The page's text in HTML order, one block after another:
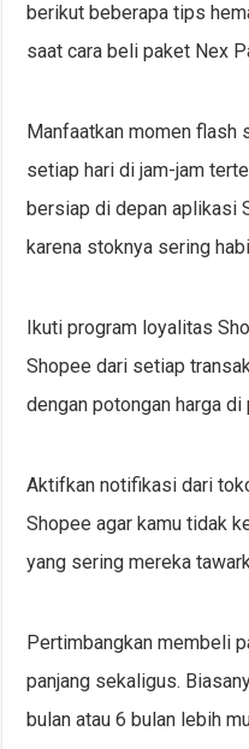
berikut beberapa tips
saat cara beli paket Nex
Manfaatkan momen flash
setiap hari di jam-jam
bersiap di depan aplikasi
karena stoknya sering
Ikuti program loyalitas
Shopee dari setiap
dengan potongan harga
Aktifkan notifikasi dari
Shopee agar kamu tidak
yang sering mereka
Pertimbangkan membeli
panjang sekaligus.
bulan atau 6 bulan lebih